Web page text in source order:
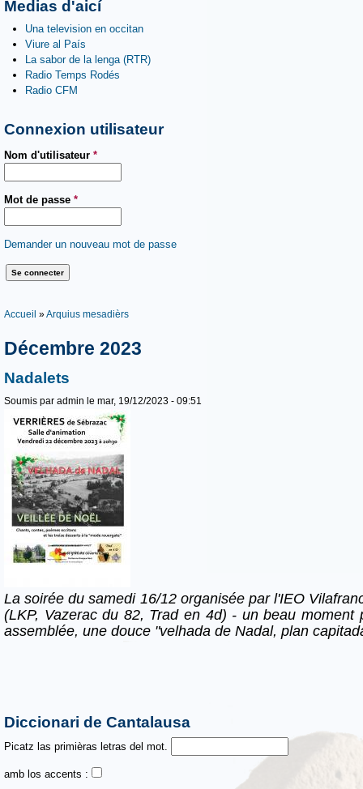
Medias d'aicí
Una television en occitan
Viure al País
La sabor de la lenga (RTR)
Radio Temps Rodés
Radio CFM
Connexion utilisateur
Nom d'utilisateur *
Mot de passe *
Demander un nouveau mot de passe
Vous êtes ici
Accueil »Arquius mesadièrs
Décembre 2023
Nadalets
Soumis par admin le mar, 19/12/2023 - 09:51
La soirée du samedi 16/12 organisée par l'IEO
(LKP, Vazerac du 82, Trad en 4d) - un beau moment
assemblée, une douce "velhada de Nadal, plan
Diccionari de Cantalausa
Picatz las primièras letras del mot.
amb los accents :